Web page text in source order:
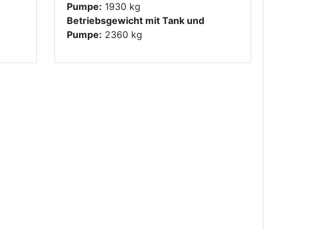
Pumpe: 1930 kg
Betriebsgewicht mit Tank und
Pumpe: 2360 kg